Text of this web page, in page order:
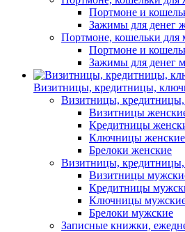
Портмоне и
Зажимы для денег
Портмоне, кошельки для
Портмоне и
Зажимы для денег
Визитницы, кредитницы,
Визитницы,
Визитницы
Кредитницы
Ключницы женские
Брелоки женские
Визитницы,
Визитницы
Кредитницы
Ключницы
Брелоки мужские
Записные книжки,